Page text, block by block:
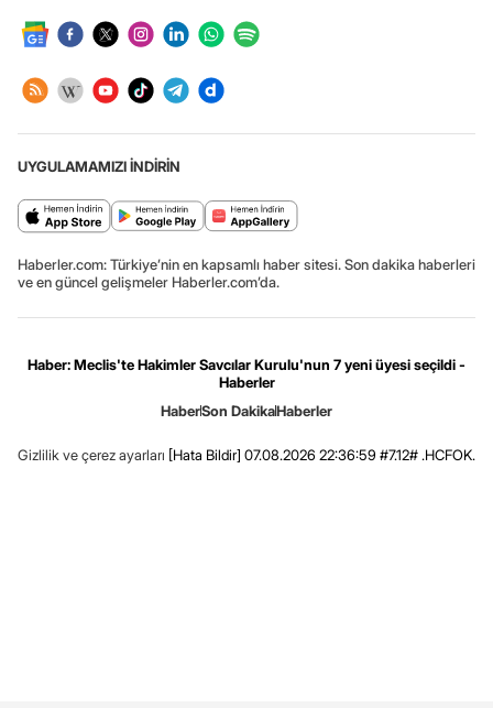
UYGULAMAMIZI İNDİRİN
Haberler.com: Türkiye’nin en kapsamlı haber sitesi. Son dakika haberleri
ve en güncel gelişmeler Haberler.com’da.
Haber: Meclis'te Hakimler Savcılar Kurulu'nun 7 yeni üyesi seçildi -
Haberler
HaberSon DakikaHaberler
Gizlilik ve çerez ayarları [Hata Bildir] 07.08.2026 22:36:59 #7.12# .HCFOK.